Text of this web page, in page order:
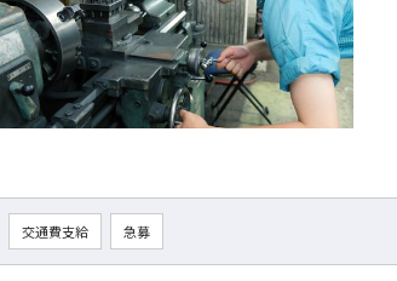
交通費支給 急募